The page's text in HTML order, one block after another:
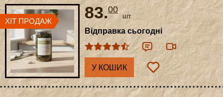
83.00
шт.
Відправка сьогодні
У КОШИК